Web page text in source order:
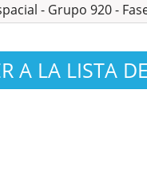
- Grupo 920 -
A LA LISTA